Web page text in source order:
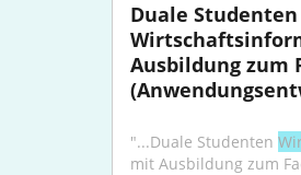
Duale Studenten
Ausbildung zum
"...Duale Studenten
mit Ausbildung zum